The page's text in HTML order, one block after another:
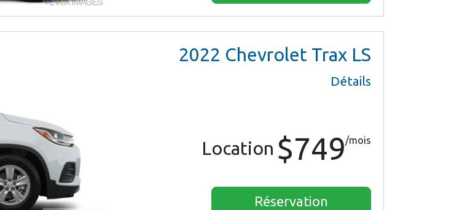
2022 Chevrolet Trax LS
Détails
Location $749/mois
Réservation